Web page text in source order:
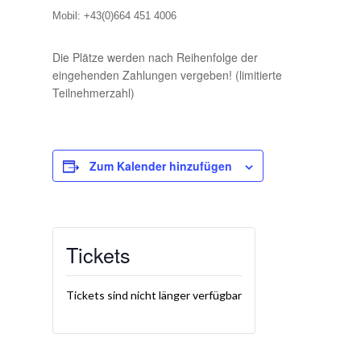
Mobil: +43(0)664 451 4006
Die Plätze werden nach Reihenfolge der
eingehenden Zahlungen vergeben! (limitierte
Teilnehmerzahl)
Zum Kalender hinzufügen
Tickets
Tickets sind nicht länger verfügbar